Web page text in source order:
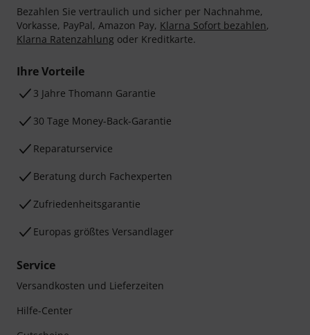
Bezahlen Sie vertraulich und sicher per Nachnahme,
Vorkasse, PayPal, Amazon Pay, Klarna Sofort bezahlen,
Klarna Ratenzahlung oder Kreditkarte.
Ihre Vorteile
3 Jahre Thomann Garantie
30 Tage Money-Back-Garantie
Reparaturservice
Beratung durch Fachexperten
Zufriedenheitsgarantie
Europas größtes Versandlager
Service
Versandkosten und Lieferzeiten
Hilfe-Center